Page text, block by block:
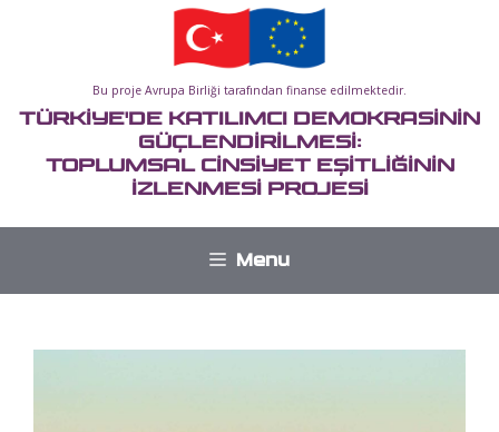
Bu proje Avrupa Birliği tarafından finanse edilmektedir.
TÜRKİYE'DE KATILIMCI DEMOKRASİNİN
GÜÇLENDİRİLMESİ:
TOPLUMSAL CİNSİYET EŞİTLİĞİNİN
İZLENMESİ PROJESİ
Menu